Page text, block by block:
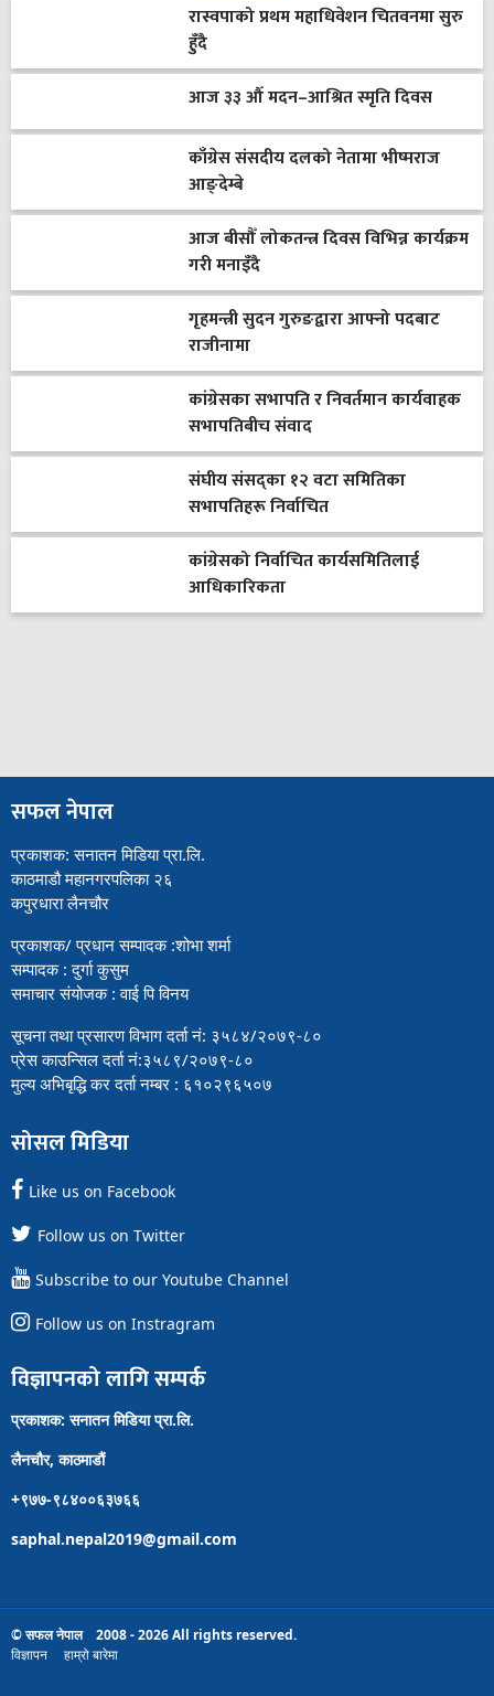
रास्वपाको प्रथम महाधिवेशन चितवनमा सुरु
हुँदै
आज ३३ औँ मदन–आश्रित स्मृति दिवस
काँग्रेस संसदीय दलको नेतामा भीष्मराज
आङ्देम्बे
आज बीसौँ लोकतन्त्र दिवस विभिन्न कार्यक्रम
गरी मनाइँदै
गृहमन्त्री सुदन गुरुङद्वारा आफ्नो पदबाट
राजीनामा
कांग्रेसका सभापति र निवर्तमान कार्यवाहक
सभापतिबीच संवाद
संघीय संसद्का १२ वटा समितिका
सभापतिहरू निर्वाचित
कांग्रेसको निर्वाचित कार्यसमितिलाई
आधिकारिकता
सफल नेपाल
प्रकाशक: सनातन मिडिया प्रा.लि.
काठमाडौ महानगरपलिका २६
कपुरधारा लैनचौर
प्रकाशक/ प्रधान सम्पादक :शोभा शर्मा
सम्पादक : दुर्गा कुसुम
समाचार संयोजक : वाई पि विनय
सूचना तथा प्रसारण विभाग दर्ता नं: ३५८४/२०७९-८०
प्रेस काउन्सिल दर्ता नं:३५८९/२०७९-८०
मुल्य अभिबृद्धि कर दर्ता नम्बर : ६१०२९६५०७
सोसल मिडिया
Like us on Facebook
Follow us on Twitter
Subscribe to our Youtube Channel
Follow us on Instragram
विज्ञापनको लागि सम्पर्क
प्रकाशक: सनातन मिडिया प्रा.लि.
लैनचौर, काठमाडौं
+९७७-९८४००६३७६६
saphal.nepal2019@gmail.com
© सफल नेपाल 2008 - 2026 All rights reserved.
विज्ञापन
हाम्रो बारेमा